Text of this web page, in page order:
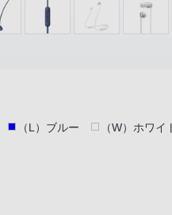
（L）ブルー （W）ホワイ